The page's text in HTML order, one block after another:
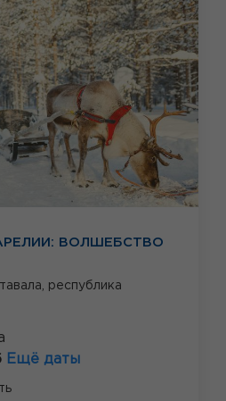
ВОЛШЕБСТВО
республика
Ещё даты